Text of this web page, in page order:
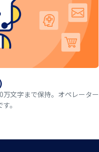
文字まで保持。オペレーター
。